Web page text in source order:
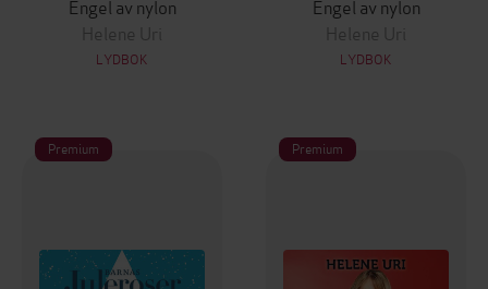
Engel av nylon
Helene Uri
LYDBOK
Engel av nylon
Helene Uri
LYDBOK
Premium Premium